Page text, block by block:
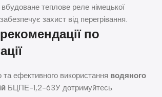
вбудоване теплове реле німецької
захист від перегрівання.
по
та ефективного використання водяного
БЦПЕ-1,2-63У дотримуйтесь